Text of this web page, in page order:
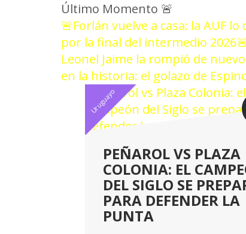
Último Momento 🚨
🚨Forlán vuelve a casa: la AUF
por la final del intermedio 2026
Leonel Jaime la rompió de
en la historia: el golazo de
Uruguayo
PEÑAROL VS PLAZA
COLONIA: EL
DEL SIGLO SE
PARA DEFENDER LA
PUNTA